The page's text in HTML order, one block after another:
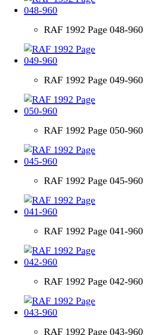
RAF 1992 Page 048-960
RAF 1992 Page 049-960
RAF 1992 Page 050-960
RAF 1992 Page 045-960
RAF 1992 Page 041-960
RAF 1992 Page 042-960
RAF 1992 Page 043-960